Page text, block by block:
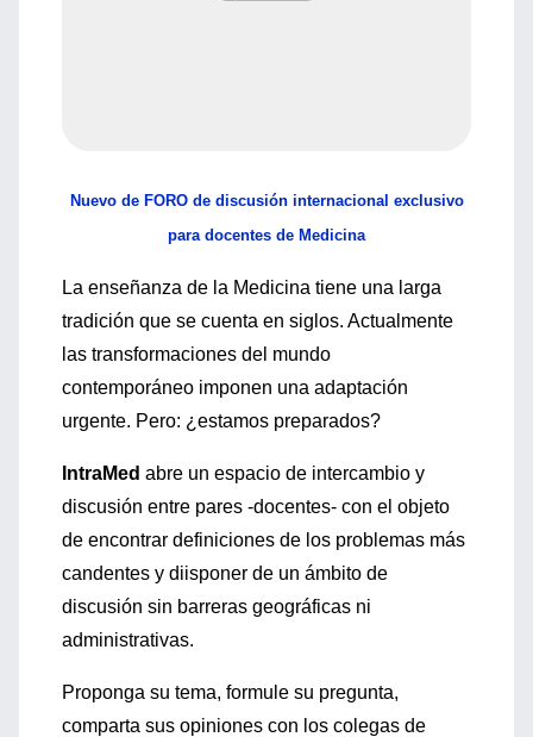
Nuevo de FORO de discusión internacional exclusivo
para docentes de Medicina
La enseñanza de la Medicina tiene una larga
tradición que se cuenta en siglos. Actualmente
las transformaciones del mundo
contemporáneo imponen una adaptación
urgente. Pero: ¿estamos preparados?
IntraMed abre un espacio de intercambio y
discusión entre pares -docentes- con el objeto
de encontrar definiciones de los problemas más
candentes y diisponer de un ámbito de
discusión sin barreras geográficas ni
administrativas.
Proponga su tema, formule su pregunta,
comparta sus opiniones con los colegas de